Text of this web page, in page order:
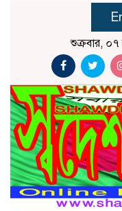
শুক্রবার,